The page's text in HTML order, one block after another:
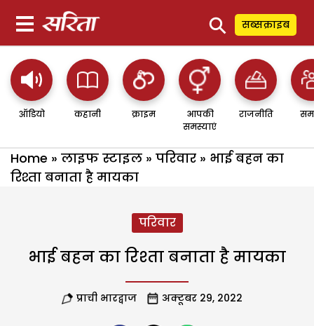
⚲ सब्सक्राइब
ऑडियो कहानी क्राइम
आपकी
समस्याएं
राजनीति
Home » लाइफ स्टाइल » परिवार » भाई बहन का
रिश्ता बनाता है मायका
परिवार
भाई बहन का रिश्ता बनाता है मायका
प्राची भारद्वाज अक्टूबर 29, 2022